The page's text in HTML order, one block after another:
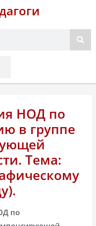
НОД по
в группе
Тема:
по